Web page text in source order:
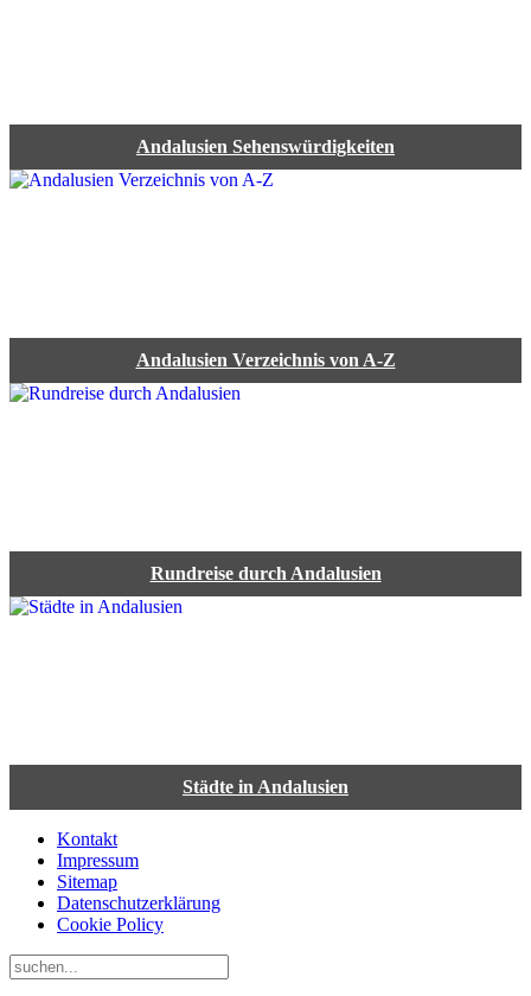
Andalusien Sehenswürdigkeiten
Andalusien Verzeichnis von A-Z
Rundreise durch Andalusien
Städte in Andalusien
Kontakt
Impressum
Sitemap
Datenschutzerklärung
Cookie Policy